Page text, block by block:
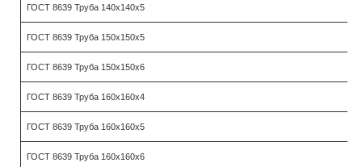
ГОСТ 8639 Труба 140х140х5
ГОСТ 8639 Труба 150х150х5
ГОСТ 8639 Труба 150х150х6
ГОСТ 8639 Труба 160х160х4
ГОСТ 8639 Труба 160х160х5
ГОСТ 8639 Труба 160х160х6